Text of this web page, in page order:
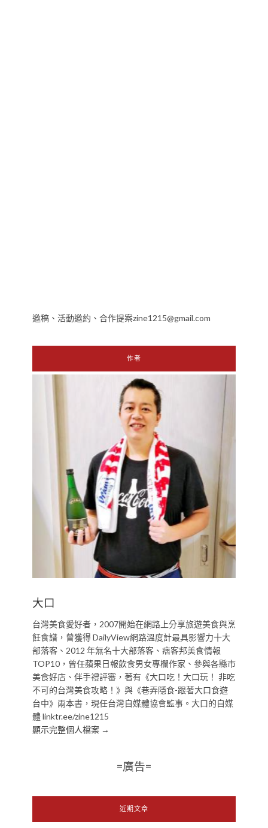
邀稿、活動邀約、合作提案zine1215@gmail.com
作者
大口
台灣美食愛好者，2007開始在網路上分享旅遊美食與烹
飪食譜，曾獲得 DailyView網路溫度計最具影響力十大
部落客、2012 年無名十大部落客、痞客邦美食情報
TOP10，曾任蘋果日報飲食男女專欄作家、參與各縣市
美食好店、伴手禮評審，著有《大口吃！大口玩！ 非吃
不可的台灣美食攻略！》與《巷弄隱食-跟著大口食遊
台中》兩本書，現任台灣自媒體協會監事。大口的自媒
體 linktr.ee/zine1215
顯示完整個人檔案 →
=廣告=
近期文章